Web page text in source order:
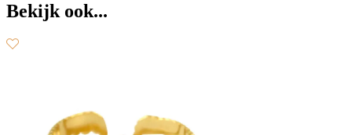
Bekijk ook...